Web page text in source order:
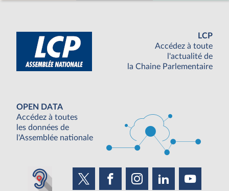
LCP
Accédez à toute
l'actualité de
la Chaine Parlementaire
OPEN DATA
Accédez à toutes
les données de
l'Assemblée nationale